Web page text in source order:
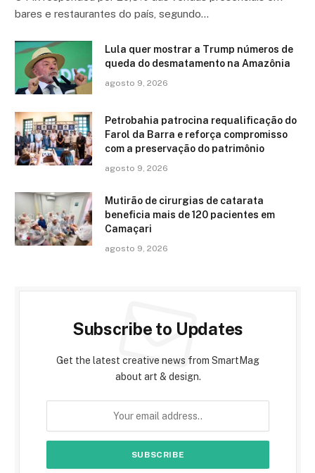
bares e restaurantes do país, segundo…
Lula quer mostrar a Trump números de
queda do desmatamento na Amazônia
agosto 9, 2026
Petrobahia patrocina requalificação do
Farol da Barra e reforça compromisso
com a preservação do patrimônio
agosto 9, 2026
Mutirão de cirurgias de catarata
beneficia mais de 120 pacientes em
Camaçari
agosto 9, 2026
Subscribe to Updates
Get the latest creative news from SmartMag
about art & design.